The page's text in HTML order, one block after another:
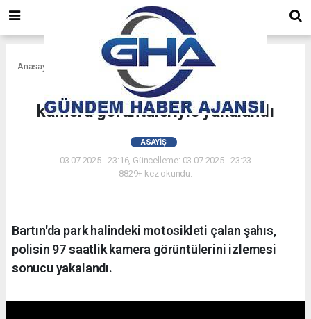
Anasayfa
Motosiklet hırsızı 97 saatlik
kamera görüntüleriyle yakalandı
ASAYIŞ
03.07.2025 - 23:16, Güncelleme: 03.07.2025 - 23:23
8829+ kez okundu.
Bartın'da park halindeki motosikleti çalan şahıs,
polisin 97 saatlik kamera görüntülerini izlemesi
sonucu yakalandı.